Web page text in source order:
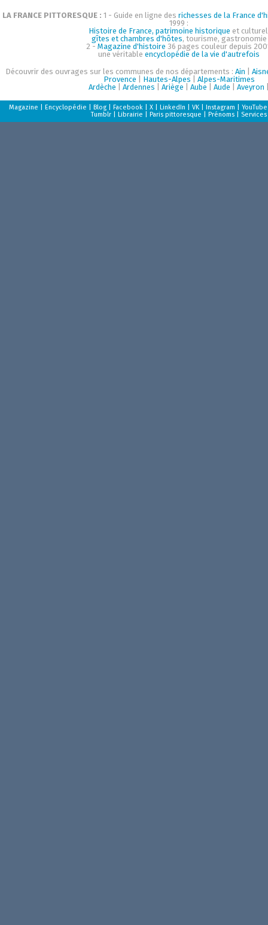
LA FRANCE PITTORESQUE : 1 - Guide en ligne des richesses de la France
1999 :
Histoire de France, patrimoine historique et
gîtes et chambres d'hôtes, tourisme, gastronomie
2 - Magazine d'histoire 36 pages couleur depuis
une véritableencyclopédie de la vie d'autrefois
Découvrir des ouvrages sur les communes de nos départements :Ain |
Provence
Hautes-Alpes
Alpes-Maritimes
Ardèche |Ardennes |Ariège |Aube |Aude |Aveyron
Magazine |Encyclopédie |Blog |Facebook |X |LinkedIn |VK |Instagram |YouTube
Tumblr |Librairie |Paris pittoresque |Prénoms Services